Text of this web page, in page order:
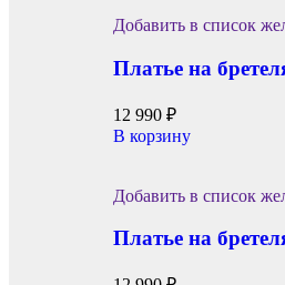
Добавить в список
Платье на
12 990 ₽
В корзину
Добавить в список
Платье на